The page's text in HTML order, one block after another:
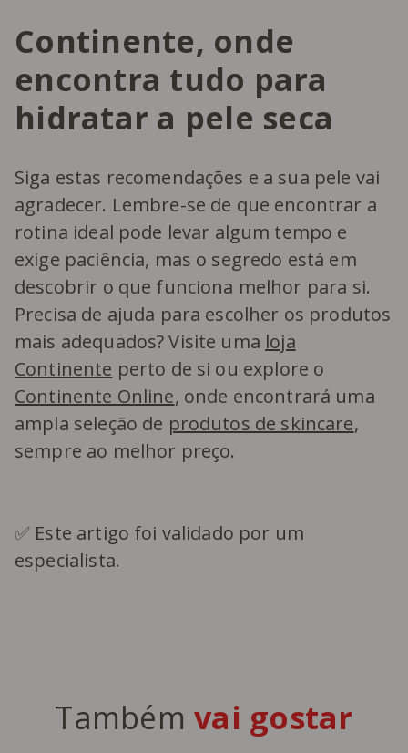
Continente, onde
encontra tudo para
hidratar a pele seca
Siga estas recomendações e a sua pele vai
agradecer. Lembre-se de que encontrar a
rotina ideal pode levar algum tempo e
exige paciência, mas o segredo está em
descobrir o que funciona melhor para si.
Precisa de ajuda para escolher os produtos
mais adequados? Visite uma loja
Continente perto de si ou explore o
Continente Online, onde encontrará uma
ampla seleção de produtos de skincare,
sempre ao melhor preço.
✅ Este artigo foi validado por um
especialista.
Tambémvai gostar